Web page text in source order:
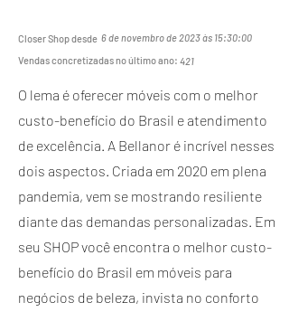
Closer Shop desde 6 de novembro de 2023 às 15:30:00
Vendas concretizadas no último ano: 421
O lema é oferecer móveis com o melhor
custo-benefício do Brasil e atendimento
de excelência. A Bellanor é incrível nesses
dois aspectos. Criada em 2020 em plena
pandemia, vem se mostrando resiliente
diante das demandas personalizadas. Em
seu SHOP você encontra o melhor custo-
benefício do Brasil em móveis para
negócios de beleza, invista no conforto